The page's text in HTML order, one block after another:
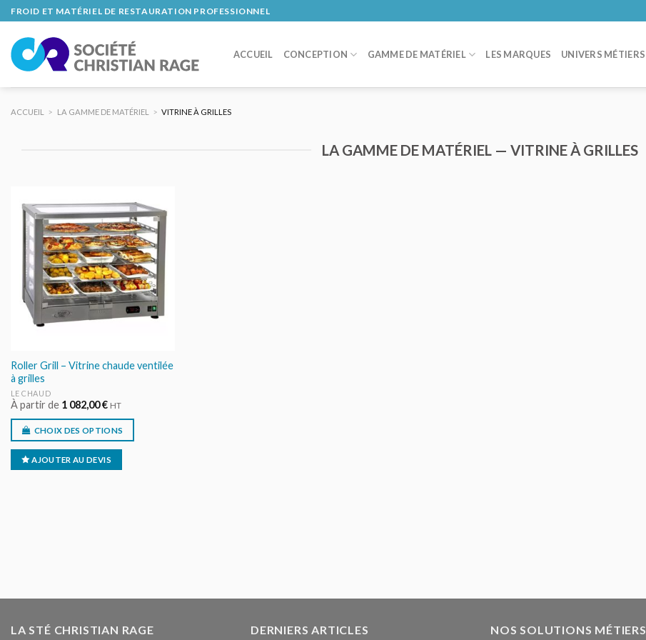
Skip
to
content
FROID ET MATÉRIEL DE RESTAURATION PROFESSIONNEL
ACCUEIL CONCEPTION GAMME DE MATÉRIEL LES MARQUES UNIVERS MÉTIERS
ACCUEIL > LA GAMME DE MATÉRIEL > VITRINE À GRILLES
LA GAMME DE MATÉRIEL — VITRINE À GRILLES
AJOUTER
AU DEVIS
Roller Grill – Vitrine chaude ventilée
à grilles
LE CHAUD
À partir de 1 082,00€ HT
CHOIX DES OPTIONS
AJOUTER AU DEVIS
LA STÉ CHRISTIAN RAGE DERNIERS ARTICLES NOS SOLUTIONS MÉTIERS